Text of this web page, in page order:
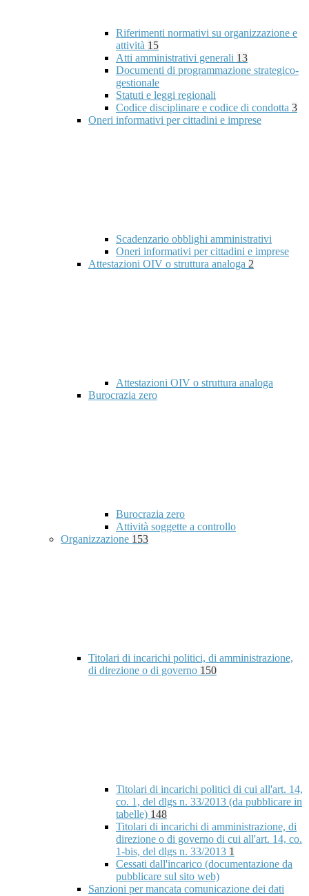
Riferimenti normativi su organizzazione e
attività 15
Atti amministrativi generali 13
Documenti di programmazione strategico-
gestionale
Statuti e leggi regionali
Codice disciplinare e codice di condotta 3
Oneri informativi per cittadini e imprese
Scadenzario obblighi amministrativi
Oneri informativi per cittadini e imprese
Attestazioni OIV o struttura analoga 2
Attestazioni OIV o struttura analoga
Burocrazia zero
Burocrazia zero
Attività soggette a controllo
Organizzazione 153
Titolari di incarichi politici, di amministrazione,
di direzione o di governo 150
Titolari di incarichi politici di cui all'art. 14,
co. 1, del dlgs n. 33/2013 (da pubblicare in
tabelle) 148
Titolari di incarichi di amministrazione, di
direzione o di governo di cui all'art. 14, co.
1-bis, del dlgs n. 33/2013 1
Cessati dall'incarico (documentazione da
pubblicare sul sito web)
Sanzioni per mancata comunicazione dei dati